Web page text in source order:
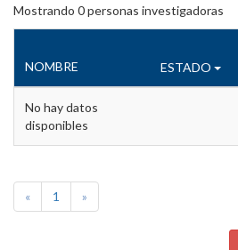
Mostrando 0personas investigadoras
NOMBRE ESTADO
No hay datos
disponibles
« 1 »